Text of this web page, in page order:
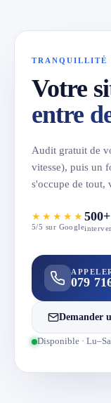
TRANQUILLITÉ
Votre
entre
Audit gratuit de
vitesse), puis un
s'occupe de tout,
★★★★★
5/5 sur Google
500+
079
Demander
Disponible ·